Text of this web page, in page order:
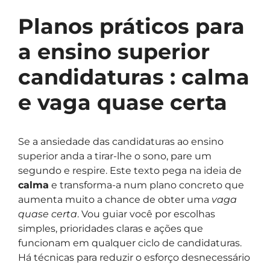
Planos práticos para
a ensino superior
candidaturas : calma
e vaga quase certa
Se a ansiedade das candidaturas ao ensino
superior anda a tirar-lhe o sono, pare um
segundo e respire. Este texto pega na ideia de
calma e transforma-a num plano concreto que
aumenta muito a chance de obter uma vaga
quase certa. Vou guiar você por escolhas
simples, prioridades claras e ações que
funcionam em qualquer ciclo de candidaturas.
Há técnicas para reduzir o esforço desnecessário